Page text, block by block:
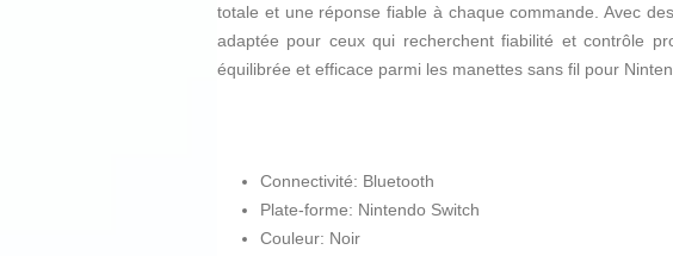
totale et une réponse fiable à chaque commande. Avec
adaptée pour ceux qui recherchent fiabilité et contrôle
équilibrée et efficace parmi les manettes sans fil pour
Connectivité: Bluetooth
Plate-forme: Nintendo Switch
Couleur: Noir